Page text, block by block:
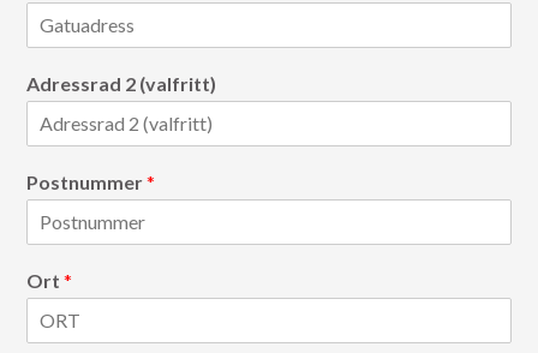
Adressrad 2 (valfritt)
Postnummer*
Ort*